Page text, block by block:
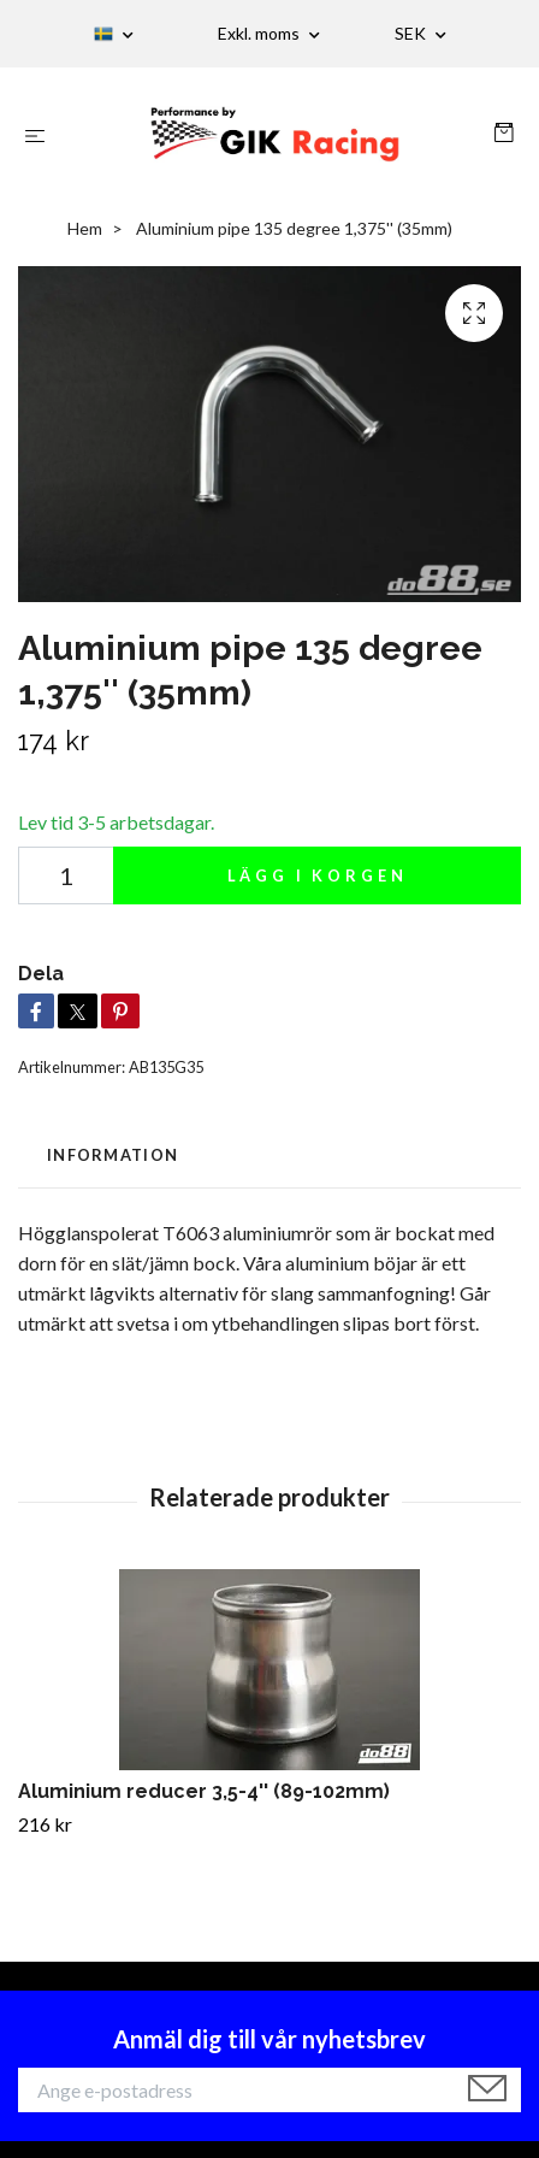
Exkl. moms SEK
Hem Aluminium pipe 135 degree 1,375'' (35mm)
Aluminium pipe 135 degree
1,375'' (35mm)
174 kr
Lev tid 3-5 arbetsdagar.
LÄGG I KORGEN
Dela
Artikelnummer:AB135G35
INFORMATION
Högglanspolerat T6063 aluminiumrör som är bockat med
dorn för en slät/jämn bock. Våra aluminium böjar är ett
utmärkt lågvikts alternativ för slang sammanfogning! Går
utmärkt att svetsa i om ytbehandlingen slipas bort först.
Aluminium reducer 3,5-4'' (89-102mm)
216 kr
Anmäl dig till vår nyhetsbrev